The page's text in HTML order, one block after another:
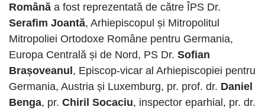
Română a fost reprezentată de către ÎPS Dr.
Serafim Joantă, Arhiepiscopul și Mitropolitul
Mitropoliei Ortodoxe Române pentru Germania,
Europa Centrală și de Nord, PS Dr. Sofian
Brașoveanul , Episcop-vicar al Arhiepiscopiei pentru
Germania, Austria și Luxemburg, pr. prof. dr. Daniel
Benga, pr. Chiril Socaciu, inspector eparhial, pr. dr.